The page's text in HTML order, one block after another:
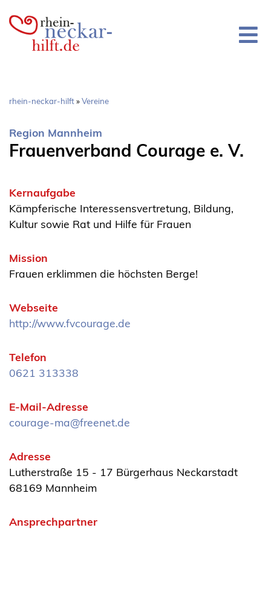
zum
Pfadnavigation
rhein-neckar-hilft Vereine
Region Mannheim
Frauenverband Courage e. V.
Kernaufgabe
Kämpferische Interessensvertretung, Bildung,
Kultur sowie Rat und Hilfe für Frauen
Mission
Frauen erklimmen die höchsten Berge!
Webseite
http://www.fvcourage.de
Telefon
0621 313338
E-Mail-Adresse
courage-ma@freenet.de
Adresse
Lutherstraße 15 - 17 Bürgerhaus Neckarstadt
68169 Mannheim
Ansprechpartner